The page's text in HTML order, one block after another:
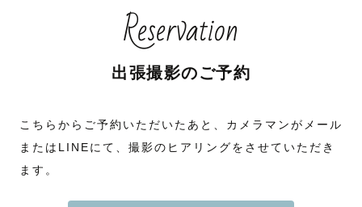
Reservation
出張撮影のご予約
こちらからご予約いただいたあと、カメラマンがメール
またはLINEにて、撮影のヒアリングをさせていただき
ます。